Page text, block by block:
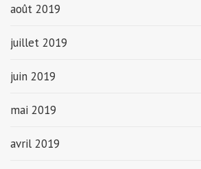
août 2019
juillet 2019
juin 2019
mai 2019
avril 2019